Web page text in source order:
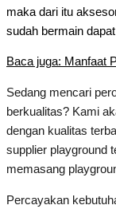
maka dari itu
sudah bermain
Baca juga: Manfaat
Sedang mencari
berkualitas? Kami
dengan kualitas
supplier playground
memasang
Percayakan